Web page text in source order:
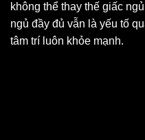
không thể thay thế giấc
ngủ đầy đủ vẫn là yếu tố
tâm trí luôn khỏe mạnh.